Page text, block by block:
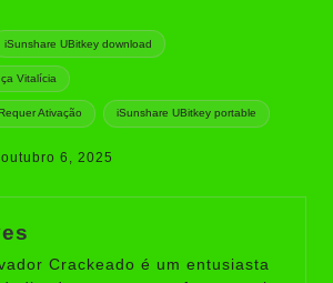
iSunshare UBitkey download
Vitalícia
Ativação iSunshare UBitkey portable
6, 2025
Crackeado é um entusiasta